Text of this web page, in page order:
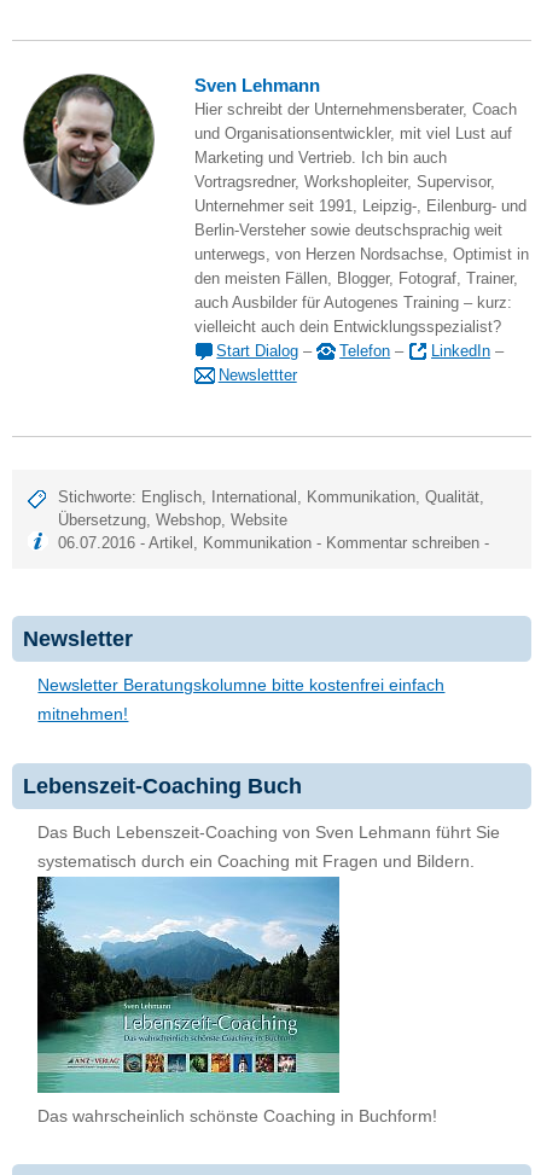
Sven Lehmann
Hier schreibt der Unternehmensberater, Coach
und Organisationsentwickler, mit viel Lust auf
Marketing und Vertrieb. Ich bin auch
Vortragsredner, Workshopleiter, Supervisor,
Unternehmer seit 1991, Leipzig-, Eilenburg- und
Berlin-Versteher sowie deutschsprachig weit
unterwegs, von Herzen Nordsachse, Optimist in
den meisten Fällen, Blogger, Fotograf, Trainer,
auch Ausbilder für Autogenes Training – kurz:
vielleicht auch dein Entwicklungsspezialist?
Start Dialog – Telefon – LinkedIn –
Newslettter
Stichworte: Englisch International Kommunikation ,Qualität
Übersetzung ,Webshop ,Website
06.07.2016 -Artikel Kommunikation - Kommentar schreiben -
Newsletter
Newsletter Beratungskolumne bitte kostenfrei einfach
mitnehmen!
Lebenszeit-Coaching Buch
Das Buch Lebenszeit-Coaching von Sven Lehmann führt Sie
systematisch durch ein Coaching mit Fragen und Bildern.
Das wahrscheinlich schönste Coaching in Buchform!